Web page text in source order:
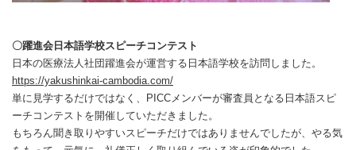
〇躍進会日本語学校スピーチコンテスト
日本の医療法人社団躍進会が運営する日本語学校を訪問しました。
https://yakushinkai-cambodia.com/
単に見学するだけではなく、PICCメンバーが審査員となる日本語スピ
ーチコンテストを開催していただきました。
もちろん聞き取りやすいスピーチだけではありませんでしたが、やる気